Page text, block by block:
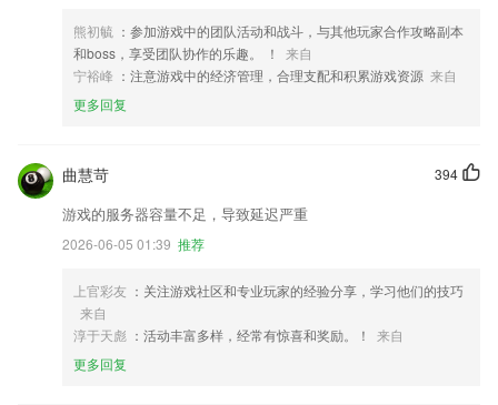
熊初毓 ：参加游戏中的团队活动和战斗，与其他玩家合作攻略副本
和boss，享受团队协作的乐趣。 ！
来自
宁裕峰 ：注意游戏中的经济管理，合理支配和积累游戏资源 来自
更多回复
394
曲慧苛
游戏的服务器容量不足，导致延迟严重
2026-06-05 01:39 推荐
上官彩友 ：关注游戏社区和专业玩家的经验分享，学习他们的技巧
来自
淳于天彪 ：活动丰富多样，经常有惊喜和奖励。！
来自
更多回复